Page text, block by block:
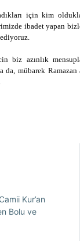
için kim
ibadet yapan
azınlık
da, mübarek
Kur’an
Bolu ve